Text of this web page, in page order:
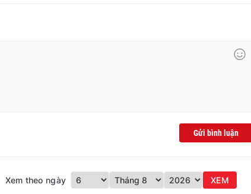
Gửi bình luận
Xem theo ngày XEM